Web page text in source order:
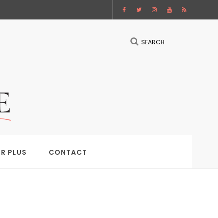
SEARCH
PLUS CONTACT